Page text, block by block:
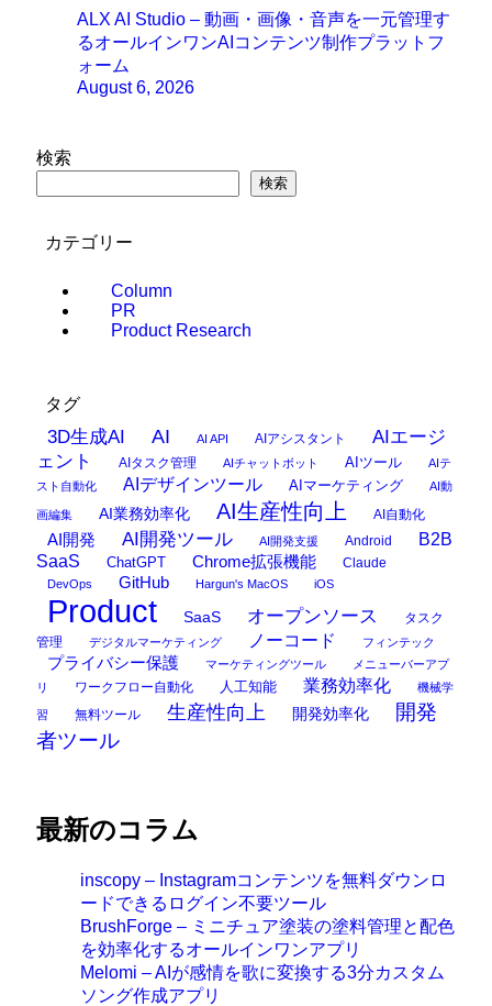
ALX AI Studio – 動画・画像・音声を一元管理す
るオールインワンAIコンテンツ制作プラットフ
ォーム
August 6, 2026
検索
検索
カテゴリー
Column
PR
Product Research
タグ
3D生成AI AI AI API AIアシスタント
AIエージ
ェント
AIタスク管理 AIチャットボット AIツール
AIテ
スト自動化
AIデザインツール AIマーケティング AI動
画編集 AI業務効率化 AI生産性向上 AI自動化
AI開発 AI開発ツール AI開発支援 Android
B2B
SaaS
ChatGPT Chrome拡張機能 Claude
DevOps GitHub Hargun's MacOS iOS
Product SaaS オープンソース
タスク
管理
デジタルマーケティング ノーコード フィンテック
プライバシー保護 マーケティングツール
メニューバーアプ
リ
ワークフロー自動化 人工知能 業務効率化 機械学
習 無料ツール 生産性向上 開発効率化
開発
者ツール
最新のコラム
inscopy – Instagramコンテンツを無料ダウンロ
ードできるログイン不要ツール
BrushForge – ミニチュア塗装の塗料管理と配色
を効率化するオールインワンアプリ
Melomi – AIが感情を歌に変換する3分カスタム
ソング作成アプリ